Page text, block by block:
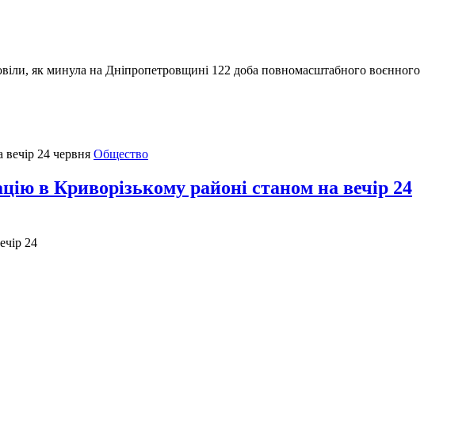
як минула на Дніпропетровщині 122 доба повномасштабного воєнного
Общество
в Криворізькому районі станом на вечір 24
24